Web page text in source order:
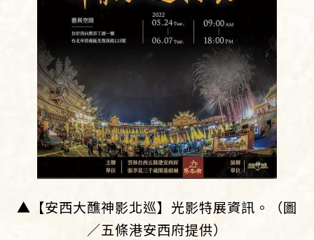
▲【安西大醮神影北巡】光影特展資訊。（圖
／五條港安西府提供）